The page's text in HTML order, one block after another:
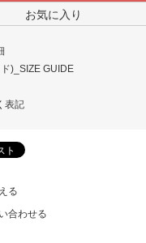
お気に入り
)_SIZE GUIDE
表記
る
合わせる